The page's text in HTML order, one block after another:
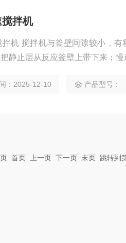
拌机
拌机 搅拌机与釜壁间隙较小，
静止层从反应釜壁上带下来；
：2025-12-10 产品型号：
页 首页 上一页 下一页 末页 跳转到